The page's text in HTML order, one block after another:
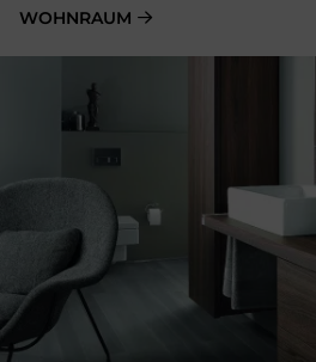
WOHNRAUM